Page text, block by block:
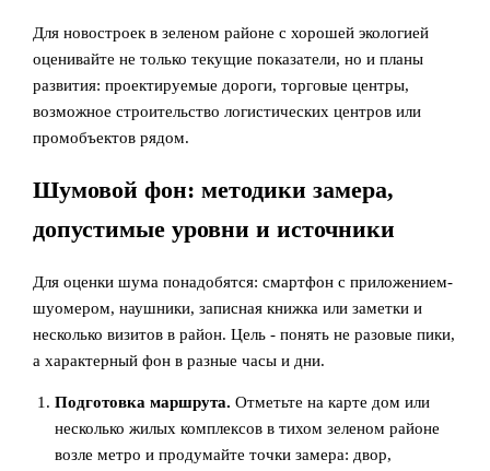
Для новостроек в зеленом районе с хорошей экологией
оценивайте не только текущие показатели, но и планы
развития: проектируемые дороги, торговые центры,
возможное строительство логистических центров или
промобъектов рядом.
Шумовой фон: методики замера,
допустимые уровни и источники
Для оценки шума понадобятся: смартфон с приложением-
шуомером, наушники, записная книжка или заметки и
несколько визитов в район. Цель - понять не разовые пики,
а характерный фон в разные часы и дни.
Подготовка маршрута. Отметьте на карте дом или
несколько жилых комплексов в тихом зеленом районе
возле метро и продумайте точки замера: двор,